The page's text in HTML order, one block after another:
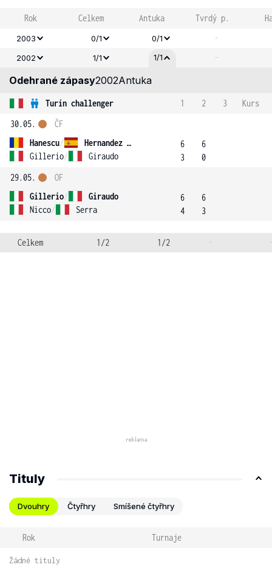
Rok Celkem Antuka Tvrdý p.
2003 0/1 0/1 -
2002 1/1 1/1 -
Odehrané zápasy2002Antuka
Turín challenger 1 2 3
Kurs
30.05.
Hanescu/
Hernandez Perez
Gillerio/ Giraudo
ČF
6
3
6
0
29.05.
Gillerio/
Giraudo
Nicco/ Serra
OF
6
4
6
3
Celkem 1/2 1/2 -
Tituly
Dvouhry Čtyřhry Smíšené čtyřhry
Rok Turnaje
Žádné tituly